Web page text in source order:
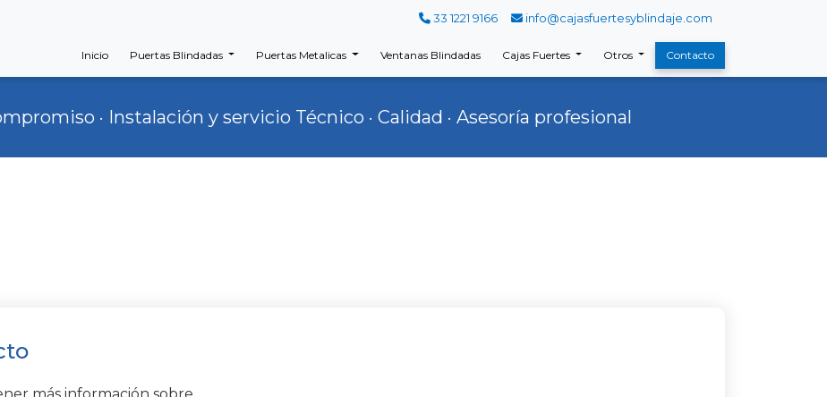
Inicio Puertas Blindadas Puertas Metalicas Ventanas Blindadas Cajas Fuertes Otros Contacto
33 1221 9166 info@cajasfuertesyblindaje.com
· Instalación y servicio Técnico · Calidad · Asesoría profesional